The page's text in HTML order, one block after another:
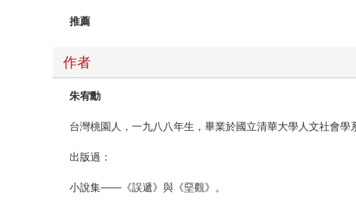
推薦
作者
朱宥勳
台灣桃園人，一九八八年生，畢業於國立清華大學人文社會
出版過：
小說集——《誤遞》與《堊觀》。